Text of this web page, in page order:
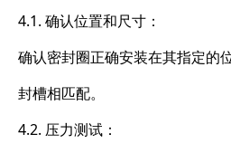
4.1. 确认位置和尺寸：
确认密封圈正确安装在其指定的
封槽相匹配。
4.2. 压力测试：